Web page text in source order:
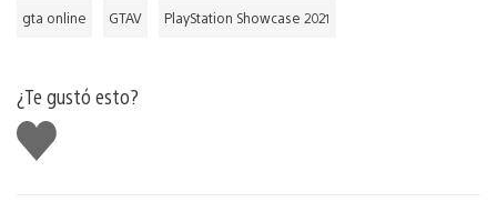
gta online GTAV PlayStation Showcase 2021
¿Te gustó esto?
Me
gusta